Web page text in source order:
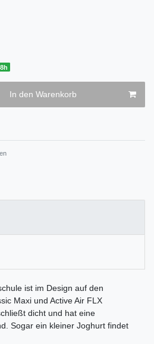
In den Warenkorb
ist im Design auf den
Maxi und Active Air FLX
dicht und hat eine
Sogar ein kleiner Joghurt findet